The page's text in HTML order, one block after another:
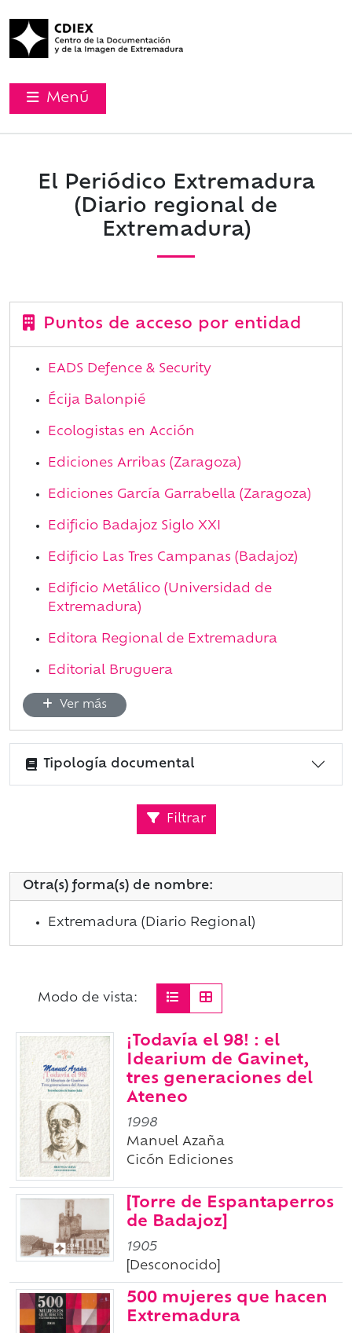
Menú
El Periódico Extremadura
(Diario regional de
Extremadura)
Puntos de acceso por entidad
EADS Defence & Security
Écija Balonpié
Ecologistas en Acción
Ediciones Arribas (Zaragoza)
Ediciones García Garrabella (Zaragoza)
Edificio Badajoz Siglo XXI
Edificio Las Tres Campanas (Badajoz)
Edificio Metálico (Universidad de
Extremadura)
Editora Regional de Extremadura
Editorial Bruguera
Ver más
Tipología documental
Filtrar
Otra(s) forma(s) de nombre:
Extremadura (Diario Regional)
Modo de vista:
¡Todavía el 98! : el
Idearium de Gavinet,
tres generaciones del
Ateneo
1998
Manuel Azaña
Cicón Ediciones
[Torre de Espantaperros
de Badajoz]
1905
[Desconocido]
500 mujeres que hacen
Extremadura